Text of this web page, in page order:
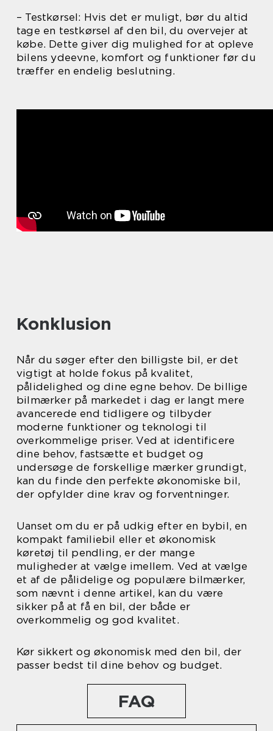
– Testkørsel: Hvis det er muligt, bør du altid
tage en testkørsel af den bil, du overvejer at
købe. Dette giver dig mulighed for at opleve
bilens ydeevne, komfort og funktioner før du
træffer en endelig beslutning.
Konklusion
Når du søger efter den billigste bil, er det
vigtigt at holde fokus på kvalitet,
pålidelighed og dine egne behov. De billige
bilmærker på markedet i dag er langt mere
avancerede end tidligere og tilbyder
moderne funktioner og teknologi til
overkommelige priser. Ved at identificere
dine behov, fastsætte et budget og
undersøge de forskellige mærker grundigt,
kan du finde den perfekte økonomiske bil,
der opfylder dine krav og forventninger.
Uanset om du er på udkig efter en bybil, en
kompakt familiebil eller et økonomisk
køretøj til pendling, er der mange
muligheder at vælge imellem. Ved at vælge
et af de pålidelige og populære bilmærker,
som nævnt i denne artikel, kan du være
sikker på at få en bil, der både er
overkommelig og god kvalitet.
Kør sikkert og økonomisk med den bil, der
passer bedst til dine behov og budget.
FAQ